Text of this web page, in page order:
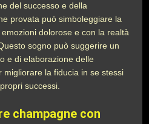
del successo e della
provata può simboleggiare la
dolorose e con la realtà
sogno può suggerire un
e di elaborazione delle
la fiducia in se stessi
successi.
champagne con